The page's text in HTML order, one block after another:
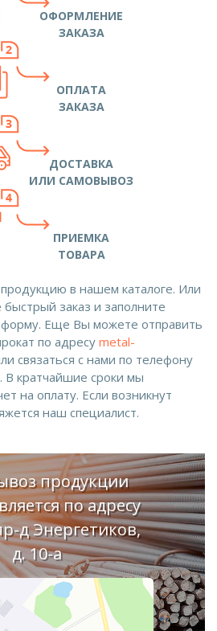
ОФОРМЛЕНИЕ
ЗАКАЗА
ОПЛАТА
ЗАКАЗА
ДОСТАВКА
ИЛИ САМОВЫВОЗ
ПРИЕМКА
ТОВАРА
в нашем каталоге. Или
быстрый заказ и заполните
Еще Вы можете отправить
по адресу metal-
связаться с нами по телефону
. В кратчайшие сроки мы
на оплату. Если возникнут
наш специалист.
продукции
по адресу
д Энергетиков,
д. 10-а